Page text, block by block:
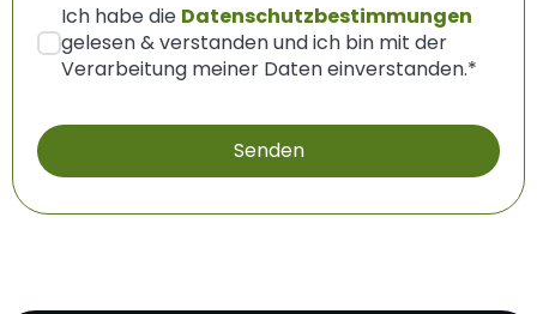
Ich habe die Datenschutzbestimmungen
gelesen & verstanden und ich bin mit der
Verarbeitung meiner Daten einverstanden.*